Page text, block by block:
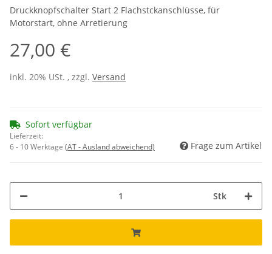
Druckknopfschalter Start 2 Flachstckanschlüsse, für
Motorstart, ohne Arretierung
27,00 €
inkl. 20% USt. , zzgl. Versand
Sofort verfügbar
Lieferzeit:
6 - 10 Werktage (AT - Ausland abweichend) Frage zum Artikel
Stk